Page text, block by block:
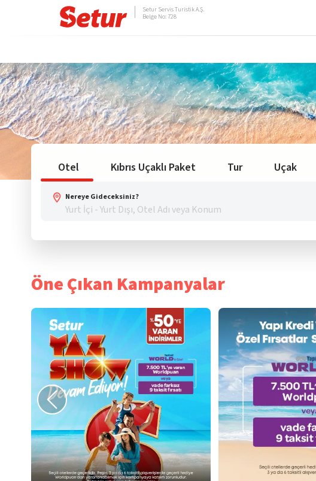
Setur Servis Turistik A.Ş.
Belge No: 728
Otel Kıbrıs Uçaklı Paket Tur Uçak
Nereye Gideceksiniz?
Öne Çıkan Kampanyalar